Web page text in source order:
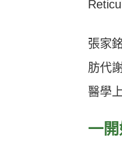
張家
肪代
醫學
一